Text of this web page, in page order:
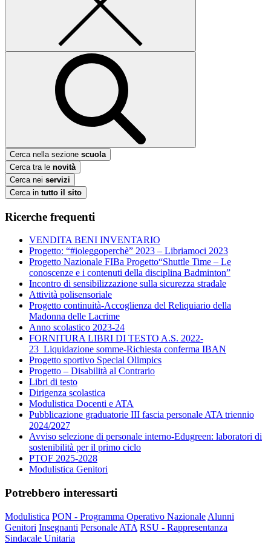
Cerca nella sezione scuola
Cerca tra le novità
Cerca nei servizi
Cerca in tutto il sito
Ricerche frequenti
VENDITA BENI INVENTARIO
Progetto: “#ioleggoperchè” 2023 – Libriamoci 2023
Progetto Nazionale FIBa Progetto“Shuttle Time – Le
conoscenze e i contenuti della disciplina Badminton”
Incontro di sensibilizzazione sulla sicurezza stradale
Attività polisensoriale
Progetto continuità-Accoglienza del Reliquiario della
Madonna delle Lacrime
Anno scolastico 2023-24
FORNITURA LIBRI DI TESTO A.S. 2022-
23_Liquidazione somme-Richiesta conferma IBAN
Progetto sportivo Special Olimpics
Progetto – Disabilità al Contrario
Libri di testo
Dirigenza scolastica
Modulistica Docenti e ATA
Pubblicazione graduatorie III fascia personale ATA triennio
2024/2027
Avviso selezione di personale interno-Edugreen: laboratori di
sostenibilità per il primo ciclo
PTOF 2025-2028
Modulistica Genitori
Potrebbero interessarti
Modulistica PON - Programma Operativo Nazionale Alunni
Genitori Insegnanti Personale ATA RSU - Rappresentanza
Sindacale Unitaria